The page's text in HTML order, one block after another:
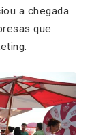
a chegada
que